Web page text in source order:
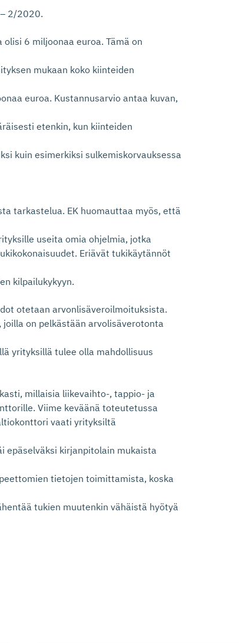
2/2020.
6 miljoonaa euroa. Tämä on
mukaan koko kiinteiden
euroa. Kustannusarvio antaa kuvan,
etenkin, kun kiinteiden
kuin esimerkiksi sulkemiskorvauksessa
tarkastelua. EK huomauttaa myös, että
useita omia ohjelmia, jotka
Eriävät tukikäytännöt
kilpailukykyyn.
otetaan arvonlisäveroilmoituksista.
on pelkästään arvolisäverotonta
yrityksillä tulee olla mahdollisuus
millaisia liikevaihto-, tappio- ja
Viime keväänä toteutetussa
vaati yrityksiltä
epäselväksi kirjanpitolain mukaista
tietojen toimittamista, koska
tukien muutenkin vähäistä hyötyä